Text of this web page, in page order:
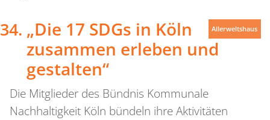
„Die 17 SDGs in Köln
zusammen erleben und
gestalten“
Die Mitglieder des Bündnis Kommunale
Nachhaltigkeit Köln bündeln ihre Aktivitäten
Allerweltshaus